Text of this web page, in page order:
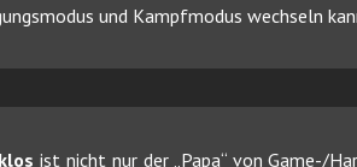
und Kampfmodus wechseln
ist nicht nur der „Papa“ von Game-/